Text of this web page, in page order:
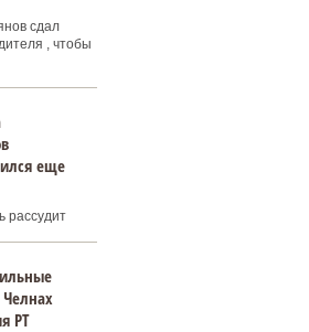
сдал
, чтобы
еще
рассудит
Челнах
РТ